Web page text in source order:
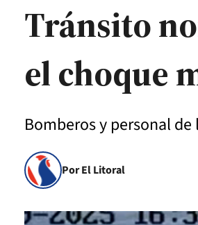
Tránsito
el choque
Bomberos y personal
Por El Litoral